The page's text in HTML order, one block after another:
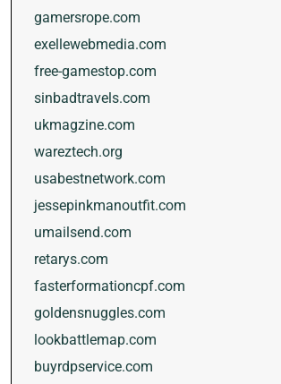
gamersrope.com
exellewebmedia.com
free-gamestop.com
sinbadtravels.com
ukmagzine.com
wareztech.org
usabestnetwork.com
jessepinkmanoutfit.com
umailsend.com
retarys.com
fasterformationcpf.com
goldensnuggles.com
lookbattlemap.com
buyrdpservice.com